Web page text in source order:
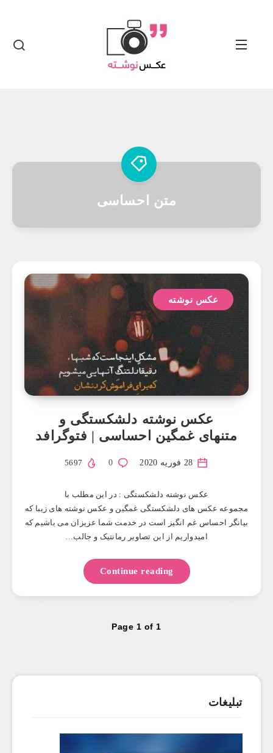
متن احساسی
عکس نوشته
عکس نوشته دلشکستگی و
متنهای غمگین احساسی | فتوگرافد
0
عکس نوشته دلشکستگی : در این مطلب با
مجموعه عکس های دلشکستگی غمگین و عکس نوشته های زیبا که
بیانگر احساس غم انگیز است در خدمت شما عزیزان می باشیم که
امیدواریم از این تصاویر رمانتیک و جالب…
Continue reading
Page 1 of 1
تبلیغات